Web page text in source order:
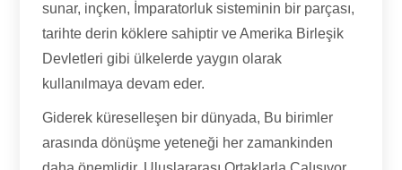
sunar, inçken, İmparatorluk sisteminin bir parçası,
tarihte derin köklere sahiptir ve Amerika Birleşik
Devletleri gibi ülkelerde yaygın olarak
kullanılmaya devam eder.
Giderek küreselleşen bir dünyada, Bu birimler
arasında dönüşme yeteneği her zamankinden